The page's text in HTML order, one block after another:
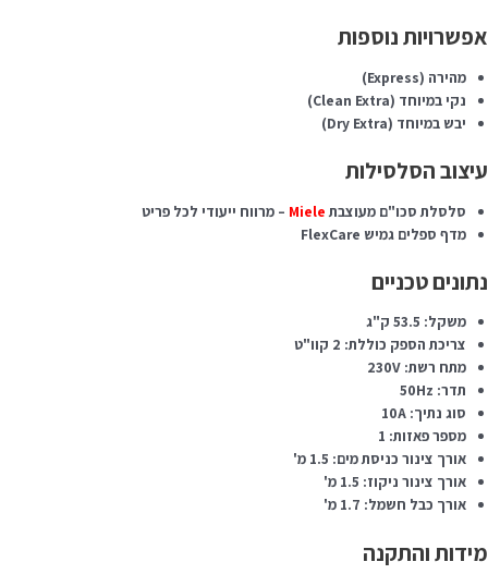
נוספות
מהירה (Express)
נקי במיוחד (Clean Extra)
יבש במיוחד (Dry Extra)
הסלסילות
סלסלת סכו"ם מעוצבתMiele
– מרווח ייעודי לכל פריט
מדף ספלים גמיש FlexCare
טכניים
משקל: 53.5 ק"ג
צריכת הספק כוללת: 2 קוו"ט
מתח רשת: 230V
תדר: 50Hz
סוג נתיך: 10A
מספר פאזות: 1
אורך צינור כניסת מים: 1.5 מ'
אורך צינור ניקוז: 1.5 מ'
אורך כבל חשמל: 1.7 מ'
והתקנה